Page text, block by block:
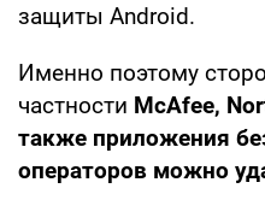
защиты Android.
Именно поэтому
частности McAfee,
также приложения
операторов можно